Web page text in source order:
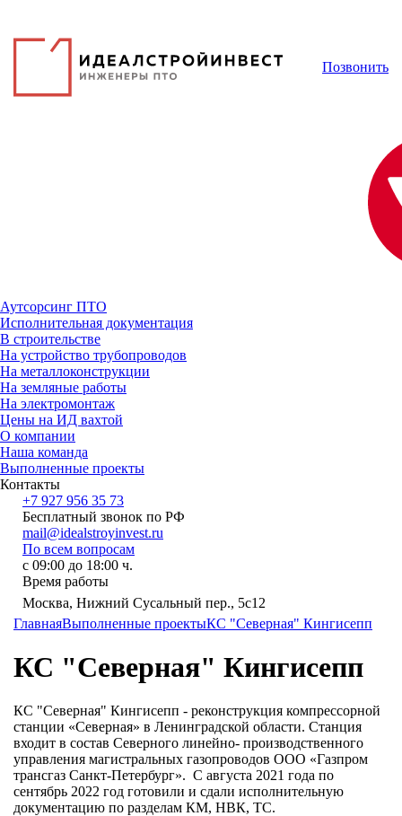
Позвонить
Аутсорсинг ПТО
Исполнительная документация
В строительстве
На устройство трубопроводов
На металлоконструкции
На земляные работы
На электромонтаж
Цены на ИД вахтой
О компании
Наша команда
Выполненные проекты
Контакты
+7 927 956 35 73
Бесплатный звонок по РФ
mail@idealstroyinvest.ru
По всем вопросам
с 09:00 до 18:00 ч.
Время работы
Москва, Нижний Сусальный пер., 5c12
ГлавнаяВыполненные проектыКС "Северная" Кингисепп
КС "Северная" Кингисепп
КС "Северная" Кингисепп - реконструкция компрессорной
станции «Северная» в Ленинградской области. Станция
входит в состав Северного линейно- производственного
управления магистральных газопроводов ООО «Газпром
трансгаз Санкт-Петербург». С августа 2021 года по
сентябрь 2022 год готовили и сдали исполнительную
документацию по разделам КМ, НВК, ТС.